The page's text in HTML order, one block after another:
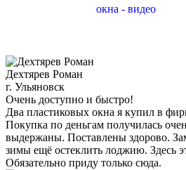
Дехтярев Роман
г. Ульяновск
Очень доступно и быстро!
Два пластиковых окна я купил в
Покупка по деньгам получилась
выдержаны. Поставлены здорово.
зимы ещё остеклить лоджию. Здесь
Обязательно приду только сюда.